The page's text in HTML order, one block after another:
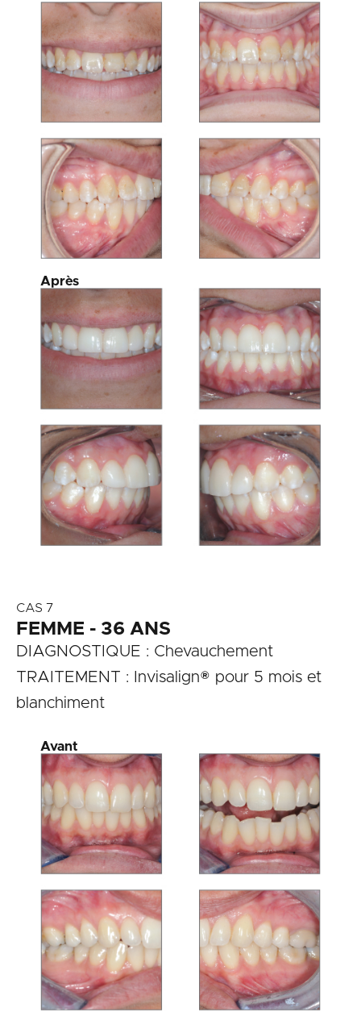
Après
CAS 7
FEMME - 36 ANS
DIAGNOSTIQUE : Chevauchement
TRAITEMENT : Invisalign® pour 5 mois et
blanchiment
Avant